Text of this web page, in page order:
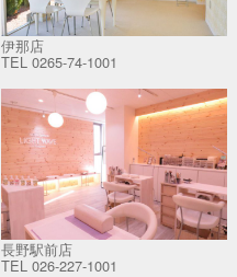
伊那店
TEL 0265-74-1001
長野駅前店
TEL 026-227-1001